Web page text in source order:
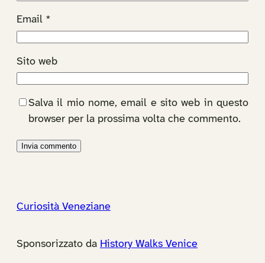
Email *
Sito web
Salva il mio nome, email e sito web in questo
browser per la prossima volta che commento.
Curiosità Veneziane
Sponsorizzato da History Walks Venice